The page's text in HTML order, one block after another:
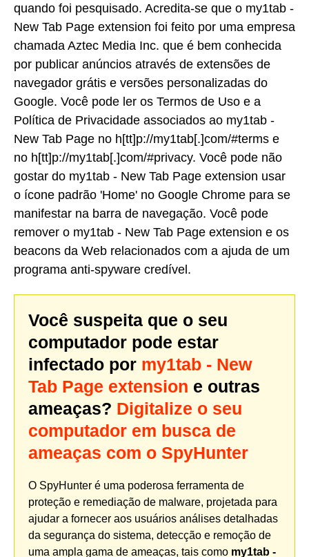
quando foi pesquisado. Acredita-se que o my1tab -
New Tab Page extension foi feito por uma empresa
chamada Aztec Media Inc. que é bem conhecida
por publicar anúncios através de extensões de
navegador grátis e versões personalizadas do
Google. Você pode ler os Termos de Uso e a
Política de Privacidade associados ao my1tab -
New Tab Page no h[tt]p://my1tab[.]com/#terms e
no h[tt]p://my1tab[.]com/#privacy. Você pode não
gostar do my1tab - New Tab Page extension usar
o ícone padrão 'Home' no Google Chrome para se
manifestar na barra de navegação. Você pode
remover o my1tab - New Tab Page extension e os
beacons da Web relacionados com a ajuda de um
programa anti-spyware credível.
Você suspeita que o seu
computador pode estar
infectado por my1tab - New
Tab Page extension e outras
ameaças? Digitalize o seu
computador em busca de
ameaças com o SpyHunter
O SpyHunter é uma poderosa ferramenta de
proteção e remediação de malware, projetada para
ajudar a fornecer aos usuários análises detalhadas
da segurança do sistema, detecção e remoção de
uma ampla gama de ameaças, tais como my1tab -